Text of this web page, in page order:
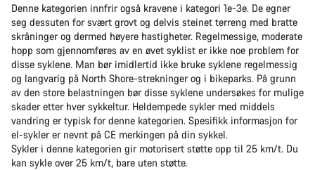
Denne kategorien innfrir også kravene i kategori 1e-3e. De egner
seg dessuten for svært grovt og delvis steinet terreng med bratte
skråninger og dermed høyere hastigheter. Regelmessige, moderate
hopp som gjennomføres av en øvet syklist er ikke noe problem for
disse syklene. Man bør imidlertid ikke bruke syklene regelmessig
og langvarig på North Shore-strekninger og i bikeparks. På grunn
av den store belastningen bør disse syklene undersøkes for mulige
skader etter hver sykkeltur. Heldempede sykler med middels
vandring er typisk for denne kategorien. Spesifikk informasjon for
el-sykler er nevnt på CE merkingen på din sykkel.
Sykler i denne kategorien gir motorisert støtte opp til 25 km/t. Du
kan sykle over 25 km/t, bare uten støtte.